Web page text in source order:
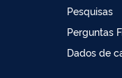
Pesquisas
Perguntas
Dados de